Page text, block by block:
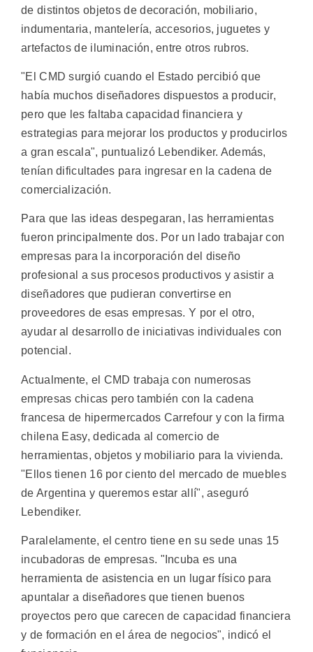
de distintos objetos de decoración, mobiliario,
indumentaria, mantelería, accesorios, juguetes y
artefactos de iluminación, entre otros rubros.
"El CMD surgió cuando el Estado percibió que
había muchos diseñadores dispuestos a producir,
pero que les faltaba capacidad financiera y
estrategias para mejorar los productos y producirlos
a gran escala", puntualizó Lebendiker. Además,
tenían dificultades para ingresar en la cadena de
comercialización.
Para que las ideas despegaran, las herramientas
fueron principalmente dos. Por un lado trabajar con
empresas para la incorporación del diseño
profesional a sus procesos productivos y asistir a
diseñadores que pudieran convertirse en
proveedores de esas empresas. Y por el otro,
ayudar al desarrollo de iniciativas individuales con
potencial.
Actualmente, el CMD trabaja con numerosas
empresas chicas pero también con la cadena
francesa de hipermercados Carrefour y con la firma
chilena Easy, dedicada al comercio de
herramientas, objetos y mobiliario para la vivienda.
"Ellos tienen 16 por ciento del mercado de muebles
de Argentina y queremos estar allí", aseguró
Lebendiker.
Paralelamente, el centro tiene en su sede unas 15
incubadoras de empresas. "Incuba es una
herramienta de asistencia en un lugar físico para
apuntalar a diseñadores que tienen buenos
proyectos pero que carecen de capacidad financiera
y de formación en el área de negocios", indicó el